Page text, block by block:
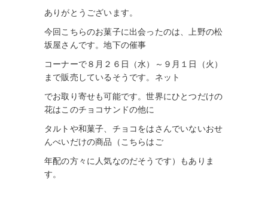
ありがとうございます。
今回こちらのお菓子に出会ったのは、上野の松
坂屋さんです。地下の催事
コーナーで８月２６日（水）～９月１日（火）
まで販売しているそうです。ネット
でお取り寄せも可能です。世界にひとつだけの
花はこのチョコサンドの他に
タルトや和菓子、チョコをはさんでいないおせ
んべいだけの商品（こちらはご
年配の方々に人気なのだそうです）もありま
す。